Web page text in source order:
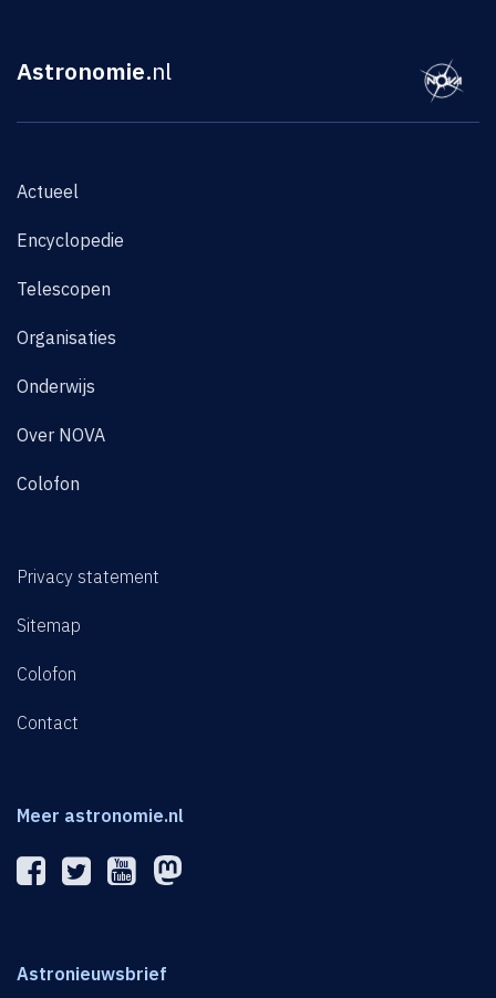
Astronomie.nl
Actueel
Encyclopedie
Telescopen
Organisaties
Onderwijs
Over NOVA
Colofon
Privacy statement
Sitemap
Colofon
Contact
Meer astronomie.nl
Astronieuwsbrief